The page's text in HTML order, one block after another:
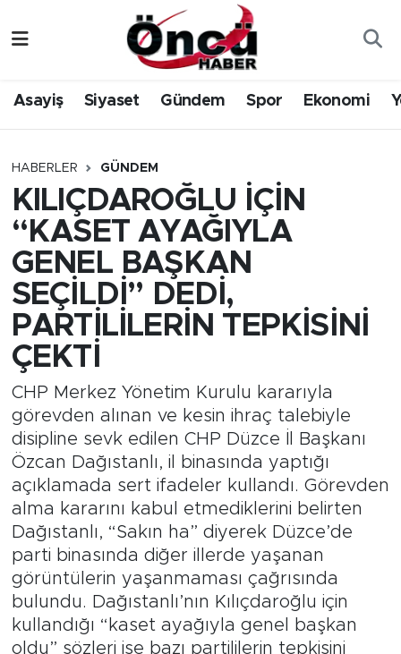
Asayiş Siyaset Gündem Spor Ekonomi
HABERLER GÜNDEM
KILIÇDAROĞLU İÇİN
“KASET AYAĞIYLA
GENEL BAŞKAN
SEÇİLDİ” DEDİ,
PARTİLİLERİN TEPKİSİNİ
ÇEKTİ
CHP Merkez Yönetim Kurulu kararıyla
görevden alınan ve kesin ihraç talebiyle
disipline sevk edilen CHP Düzce İl Başkanı
Özcan Dağıstanlı, il binasında yaptığı
açıklamada sert ifadeler kullandı. Görevden
alma kararını kabul etmediklerini belirten
Dağıstanlı, “Sakın ha” diyerek Düzce’de
parti binasında diğer illerde yaşanan
görüntülerin yaşanmaması çağrısında
bulundu. Dağıstanlı’nın Kılıçdaroğlu için
kullandığı “kaset ayağıyla genel başkan
oldu” sözleri ise bazı partililerin tepkisini
Gündem
Sağlık & Çevre
Spor
Siyaset
Yerel Haber
Öncü Radyo Dinle
Öncü TV İzle
Düzce Nöbetçi Eczaneler
Düzce Hava Durumu
Düzce Namaz Vakitleri
Düzce Trafik Yoğunluk Haritası
Süper Lig Puan Durumu ve Fikstür
Tüm Manşetler
Son Dakika Haberleri
Haber Arşivi